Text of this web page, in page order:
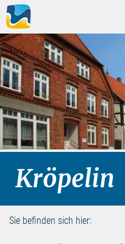
Kröpelin
Sie befinden sich hier: